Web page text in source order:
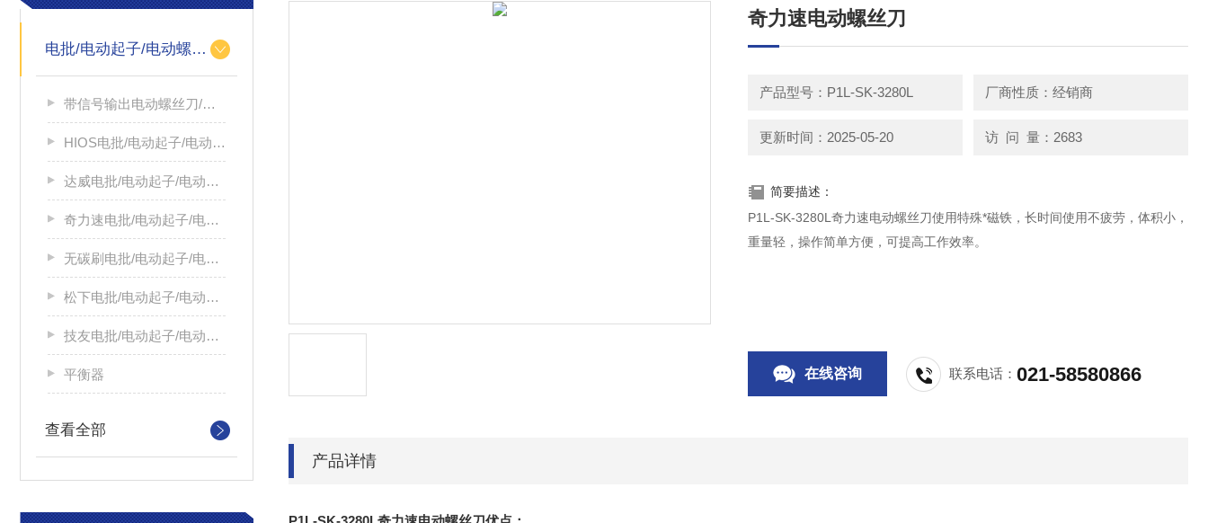
电批/电动起子/电动螺丝刀
带信号输出电动螺丝刀/带信号输出电源
HIOS电批/电动起子/电动螺丝刀
达威电批/电动起子/电动螺丝刀
奇力速电批/电动起子/电动螺丝刀
无碳刷电批/电动起子/电动螺丝刀
松下电批/电动起子/电动螺丝刀
技友电批/电动起子/电动螺丝刀
平衡器
查看全部
奇力速电动螺丝刀
产品型号：P1L-SK-3280L 厂商性质：经销商
更新时间：2025-05-20 访 问 量：2683
简要描述：
P1L-SK-3280L奇力速电动螺丝刀使用特殊*磁铁，长时间使用不疲劳，体积小，
重量轻，操作简单方便，可提高工作效率。
在线咨询 联系电话：021-58580866
产品详情